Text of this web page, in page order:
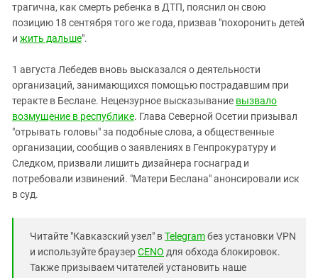
трагична, как смерть ребенка в ДТП, пояснил он свою
позицию 18 сентября того же года, призвав "похоронить детей
и жить дальше".
1 августа Лебедев вновь высказался о деятельности
организаций, занимающихся помощью пострадавшим при
теракте в Беслане. Нецензурное высказывание вызвало
возмущение в республике. Глава Северной Осетии призывал
"отрывать головы" за подобные слова, а общественные
организации, сообщив о заявлениях в Генпрокуратуру и
Следком, призвали лишить дизайнера госнаград и
потребовали извинений. "Матери Беслана" анонсировали иск
в суд.
Читайте "Кавказский узел" вTelegramбез установки VPN
и используйте браузерCENO для обхода блокировок.
Также призываем читателей установить наше